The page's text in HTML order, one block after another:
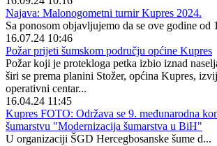
Najava: Malonogometni turnir Kupres 2024.
Sa ponosom objavljujemo da se ove godine od
16.07.24 10:46
Požar prijeti šumskom području općine Kupres
Požar koji je protekloga petka izbio iznad
širi se prema planini Stožer, općina Kupres,
operativni centar...
16.04.24 11:45
Kupres FOTO: Održava se 9. međunarodna
šumarstvu "Modernizacija šumarstva u BiH"
U organizaciji ŠGD Hercegbosanske šume d...